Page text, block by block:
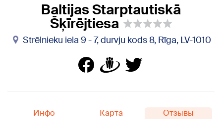
Baltijas Starptautiskā
Šķīrējtiesa
Strēlnieku iela 9 - 7, durvju kods 8, Rīga, LV-1010
Инфо Карта Отзывы